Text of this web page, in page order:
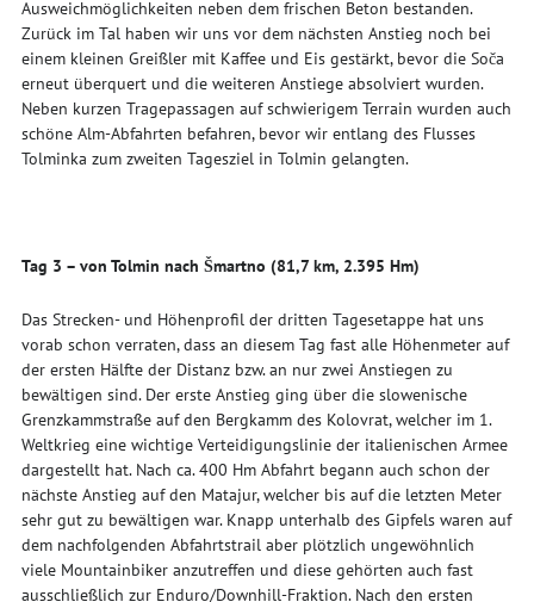
Ausweichmöglichkeiten neben dem frischen Beton bestanden.
Zurück im Tal haben wir uns vor dem nächsten Anstieg noch bei
einem kleinen Greißler mit Kaffee und Eis gestärkt, bevor die Soča
erneut überquert und die weiteren Anstiege absolviert wurden.
Neben kurzen Tragepassagen auf schwierigem Terrain wurden auch
schöne Alm-Abfahrten befahren, bevor wir entlang des Flusses
Tolminka zum zweiten Tagesziel in Tolmin gelangten.
Tag 3 – von Tolmin nach Šmartno (81,7 km, 2.395 Hm)
Das Strecken- und Höhenprofil der dritten Tagesetappe hat uns
vorab schon verraten, dass an diesem Tag fast alle Höhenmeter auf
der ersten Hälfte der Distanz bzw. an nur zwei Anstiegen zu
bewältigen sind. Der erste Anstieg ging über die slowenische
Grenzkammstraße auf den Bergkamm des Kolovrat, welcher im 1.
Weltkrieg eine wichtige Verteidigungslinie der italienischen Armee
dargestellt hat. Nach ca. 400 Hm Abfahrt begann auch schon der
nächste Anstieg auf den Matajur, welcher bis auf die letzten Meter
sehr gut zu bewältigen war. Knapp unterhalb des Gipfels waren auf
dem nachfolgenden Abfahrtstrail aber plötzlich ungewöhnlich
viele Mountainbiker anzutreffen und diese gehörten auch fast
ausschließlich zur Enduro/Downhill-Fraktion. Nach den ersten